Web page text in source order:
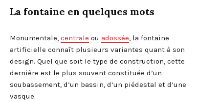
La fontaine en quelques mots
Monumentale, centrale ou adossée , la fontaine
artificielle connaît plusieurs variantes quant à son
design. Quel que soit le type de construction, cette
dernière est le plus souvent constituée d’un
soubassement, d’un bassin, d’un piédestal et d’une
vasque.